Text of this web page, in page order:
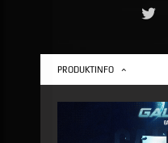
PRODUKTINFO